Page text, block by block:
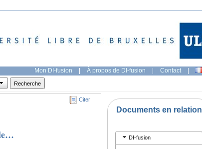
Mon DI-fusion | À propos de DI-fusion | Contact |
Citer
Documents en relation
DI-fusion